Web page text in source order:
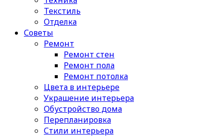
Текстиль
Отделка
Советы
Ремонт
Ремонт стен
Ремонт пола
Ремонт потолка
Цвета в интерьере
Украшение интерьера
Обустройство дома
Перепланировка
Стили интерьера